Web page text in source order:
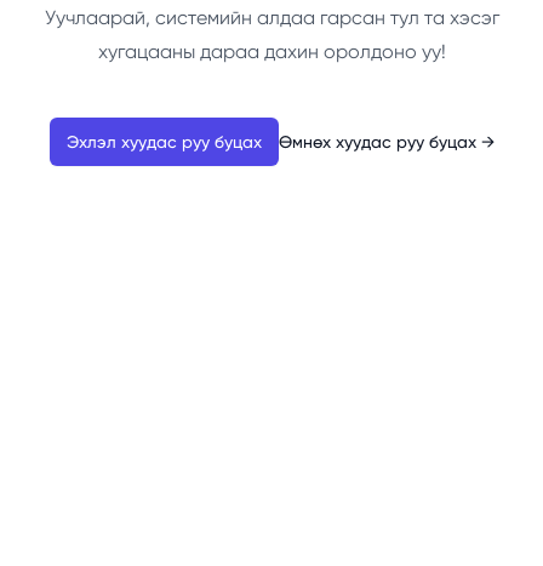
Уучлаарай, системийн алдаа гарсан тул та хэсэг
хугацааны дараа дахин оролдоно уу!
Эхлэл хуудас руу буцах Өмнөх хуудас руу буцах →